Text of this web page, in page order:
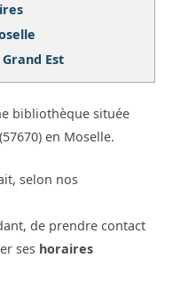
Est
bibliothèque située
en Moselle.
selon nos
de prendre contact
ses horaires